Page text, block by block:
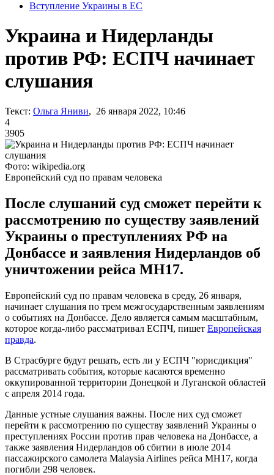
Вступление Украины в ЕС
Украина и Нидерланды
против РФ: ЕСПЧ начинает
слушания
Текст: Ольга Яниви, 26 января 2022, 10:46
4
3905
Фото: wikipedia.org
Европейский суд по правам человека
После слушаний суд сможет перейти к
рассмотрению по существу заявлений
Украины о преступлениях РФ на
Донбассе и заявления Нидерландов об
уничтожении рейса MH17.
Европейский суд по правам человека в среду, 26 января,
начинает слушания по трем межгосударственным заявлениям
о событиях на Донбассе. Дело является самым масштабным,
которое когда-либо рассматривал ЕСПЧ, пишет Европейская
правда.
В Страсбурге будут решать, есть ли у ЕСПЧ "юрисдикция"
рассматривать события, которые касаются временно
оккупированной территории Донецкой и Луганской областей
с апреля 2014 года.
Данные устные слушания важны. После них суд сможет
перейти к рассмотрению по существу заявлений Украины о
преступлениях России против прав человека на Донбассе, а
также заявления Нидерландов об сбитии в июле 2014
пассажирского самолета Malaysia Airlines рейса MH17, когда
погибли 298 человек.